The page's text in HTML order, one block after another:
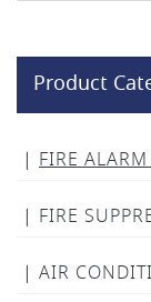
Product
FIRE
FIRE
AIR